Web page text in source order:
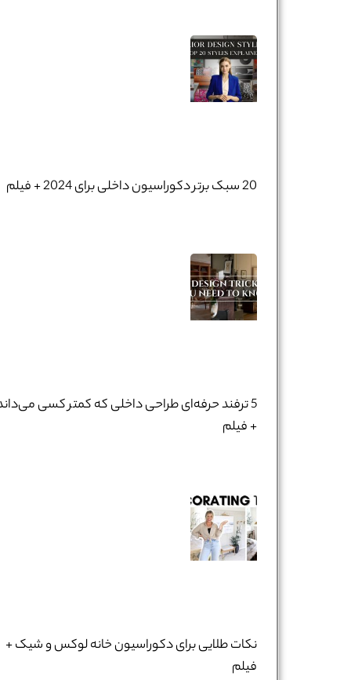
20 سبک برتر دکوراسیون داخلی برای 2024 + فیلم
5 ترفند حرفه‌ای طراحی داخلی که کمتر کسی
+ فیلم
نکات طلایی برای دکوراسیون خانه لوکس و شیک +
فیلم
*